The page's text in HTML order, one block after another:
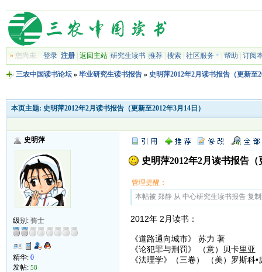
»您尚未 登录 注册| 返回主站| 研究生读书| 推荐| 搜索| 社区服务 帮助 订阅
三农中国读书论坛» 毕业研究生读书报告» 史明萍2012年2月读书报告（更新至
本页主题: 史明萍2012年2月读书报告（更新至2012年3月14日）
史明萍
级别: 骑士
精华: 0
发帖: 58
史明萍2012年2月读书报告
管理提醒：
本帖被 郑静 从 中心研究生读书报告 复
2012年 2月读书：
《道路通向城市》 苏力 著
《论犯罪与刑罚》 （意）贝卡里亚
《法理学》（三卷） （美）罗斯科•